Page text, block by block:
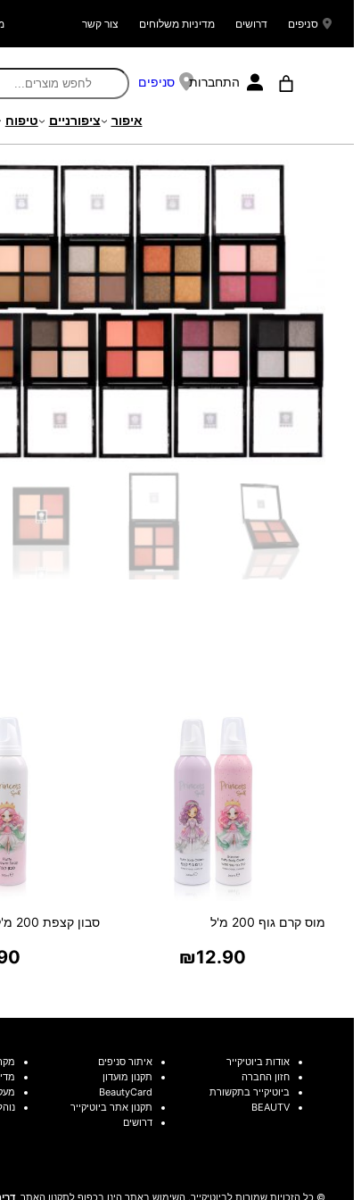
סניפים דרושים מדיניות משלוחים צור קשר
התחברות סניפים
איפור ציפורניים טיפוח
מוס קרם גוף 200 מ'ל
₪12.90
סבון קצפת 200 מ'ל
אודות ביוטיקייר
חזון החברה
ביוטיקייר בתקשורת
BEAUTV
איתור סניפים
תקנון מועדון
BeautyCard
תקנון אתר ביוטיקייר
דרושים
© כל הזכויות שמורות לביוטיקייר. השימוש באתר הינו בכפוף לתקנון האתר